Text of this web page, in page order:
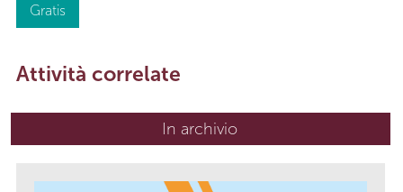
Gratis
Attività correlate
In archivio